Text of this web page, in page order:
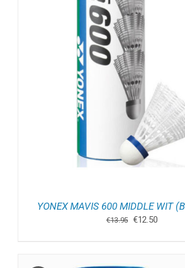
YONEX MAVIS 600 MIDDLE WIT
€13.95 Oorspronkelijke
€12.50Huidige